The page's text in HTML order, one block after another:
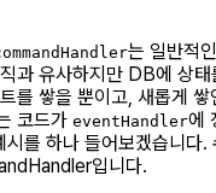
는 일반적
과 유사하지만 DB에 상태
를 쌓을 뿐이고, 새롭게
코드가 eventHandler에
시를 하나 들어보겠습니다.
입니다.